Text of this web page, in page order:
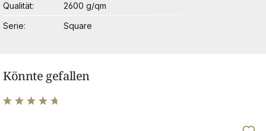
Qualität
2600 g/qm
Serie
Square
Könnte gefallen